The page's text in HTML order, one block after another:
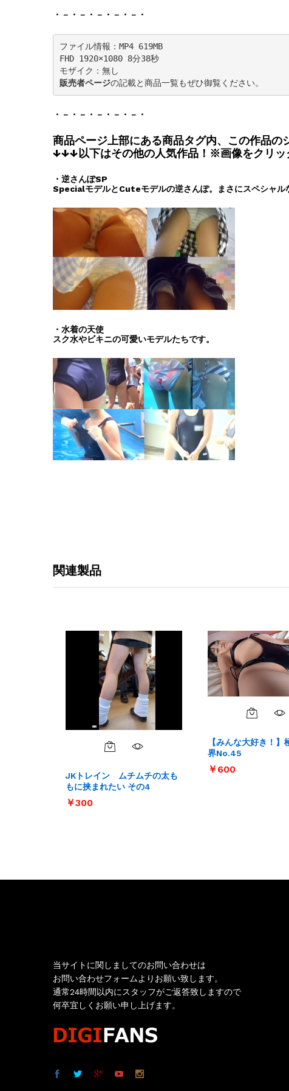
・－・－・－・－・－・
ファイル情報：MP4 619MB
FHD 1920×1080 8分38秒
販売者ページの記載と商品一覧もぜひ御覧ください。
・－・－・－・－・－・
商品ページ上部にある商品タグ内、この作品の
↓↓↓以下はその他の人気作品！※画像をクリ
・逆さんぽSP
SpecialモデルとCuteモデルの逆さんぽ。まさにスペシャル
・水着の天使
スク水やビキニの可愛いモデルたちです。
関連製品
JKトレイン ムチムチの太も
もに挟まれたい その4
￥300
￥300
【みんな大好き！
界No.45
￥600
￥600
当サイトに関しましてのお問い合わせは
お問い合わせフォームよりお願い致します。
通常24時間以内にスタッフがご返答致しますので
何卒宜しくお願い申し上げます。